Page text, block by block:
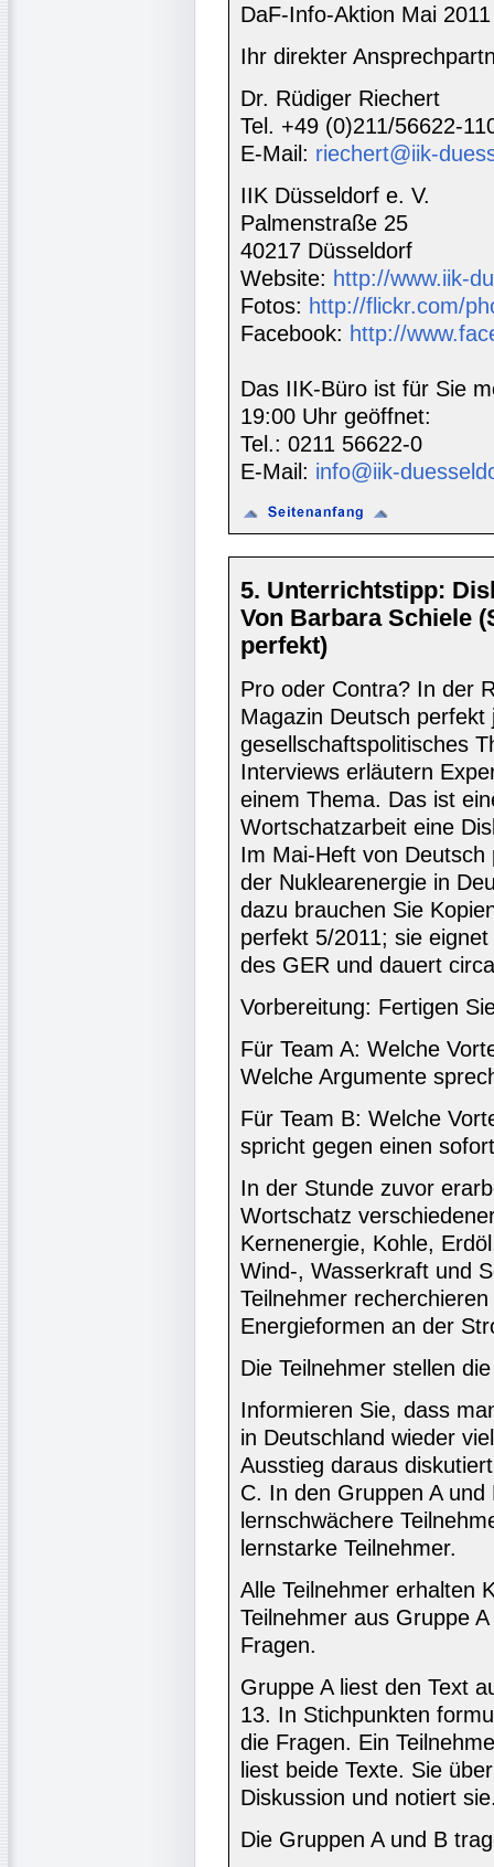
DaF-Info-Aktion Mai 2011
Ihr direkter
Dr. Rüdiger Riechert
Tel. +49 (0)211/56622-
E-Mail: riechert@iik-
IIK Düsseldorf e. V.
Palmenstraße 25
40217 Düsseldorf
Website: http://www.iik-
Fotos: http://flickr.com/
Facebook: http://
Das IIK-Büro ist für Sie
19:00 Uhr geöffnet:
Tel.: 0211 56622-0
E-Mail: info@iik-
5. Unterrichtstipp:
Von Barbara Schiele
perfekt)
Pro oder Contra? In der
Magazin Deutsch
gesellschaftspolitisches
Interviews erläutern
einem Thema. Das ist
Wortschatzarbeit eine
Im Mai-Heft von
der Nuklearenergie in
dazu brauchen Sie
perfekt 5/2011; sie
des GER und dauert
Vorbereitung: Fertigen
Für Team A: Welche
Welche Argumente
Für Team B: Welche
spricht gegen einen
In der Stunde zuvor
Wortschatz
Kernenergie, Kohle,
Wind-, Wasserkraft und
Teilnehmer
Energieformen an der
Die Teilnehmer stellen
Informieren Sie, dass
in Deutschland wieder
Ausstieg daraus
C. In den Gruppen A
lernschwächere
lernstarke Teilnehmer.
Alle Teilnehmer erhalten
Teilnehmer aus Gruppe
Fragen.
Gruppe A liest den Text
13. In Stichpunkten
die Fragen. Ein
liest beide Texte. Sie
Diskussion und notiert
Die Gruppen A und B